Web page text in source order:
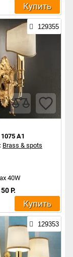
Купить
129355
A1
Brass & spots
40W
Р.
Купить
129353